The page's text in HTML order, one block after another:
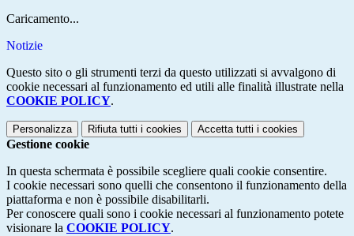
Caricamento...
Notizie
Questo sito o gli strumenti terzi da questo utilizzati si avvalgono di
cookie necessari al funzionamento ed utili alle finalità illustrate nella
COOKIE POLICY.
Personalizza Rifiuta tutti i cookies Accetta tutti i cookies
Gestione cookie
In questa schermata è possibile scegliere quali cookie consentire.
I cookie necessari sono quelli che consentono il funzionamento della
piattaforma e non è possibile disabilitarli.
Per conoscere quali sono i cookie necessari al funzionamento potete
visionare la COOKIE POLICY.